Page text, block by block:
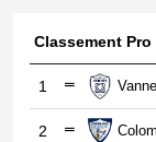
Classement Pro
1
2